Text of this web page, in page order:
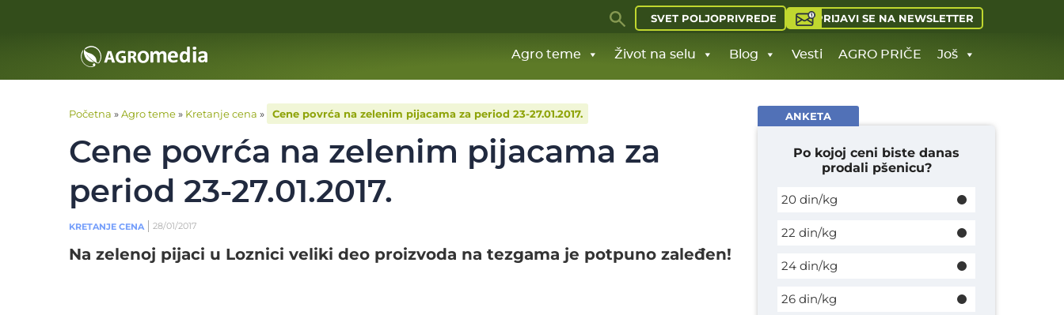
SVET POLJOPRIVREDE PRIJAVI SE NA NEWSLETTER
Agro teme Život na selu Blog Vesti AGRO PRIČE Još
Početna »Agro teme» Kretanje cena » Cene povrća na zelenim pijacama za period 23-27.01.2017.
Cene povrća na zelenim pijacama za
period 23-27.01.2017.
KRETANJE CENA 28/01/2017
Na zelenoj pijaci u Loznici veliki deo proizvoda na tezgama je potpuno zaleđen!
ANKETA
Po kojoj ceni biste danas
prodali pšenicu?
20 din/kg
22 din/kg
24 din/kg
26 din/kg